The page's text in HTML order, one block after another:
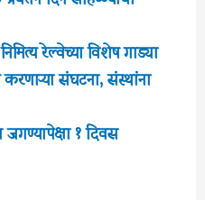
रेल्वेच्या विशेष गाड्या
संघटना, संस्थांना
१ दिवस